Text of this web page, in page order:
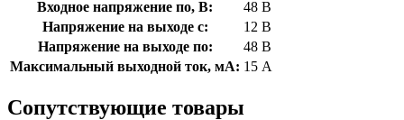
Входное напряжение по, В:
48 В
Напряжение на выходе с:
12 В
Напряжение на выходе по:
48 В
Максимальный выходной ток, мА: 15 А
Сопутствующие товары